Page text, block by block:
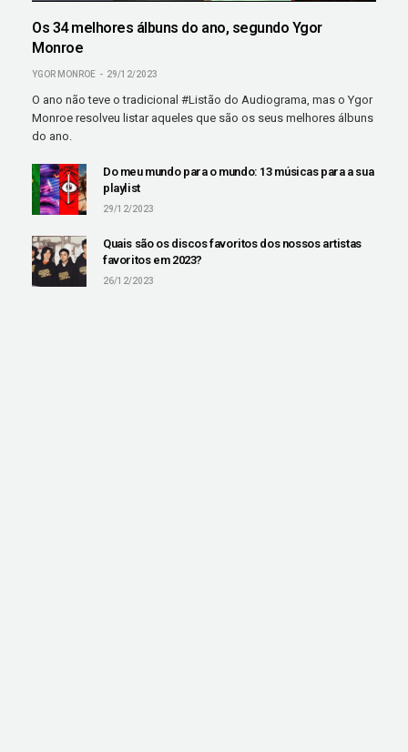
Os 34 melhores álbuns do ano, segundo Ygor
Monroe
YGOR MONROE 29/12/2023
O ano não teve o tradicional #Listão do Audiograma, mas o Ygor
Monroe resolveu listar aqueles que são os seus melhores álbuns
do ano.
Do meu mundo para o mundo: 13 músicas para a sua
playlist
29/12/2023
Quais são os discos favoritos dos nossos artistas
favoritos em 2023?
26/12/2023